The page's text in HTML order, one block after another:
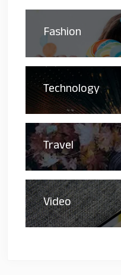
Fashion
Technology
Travel
Video